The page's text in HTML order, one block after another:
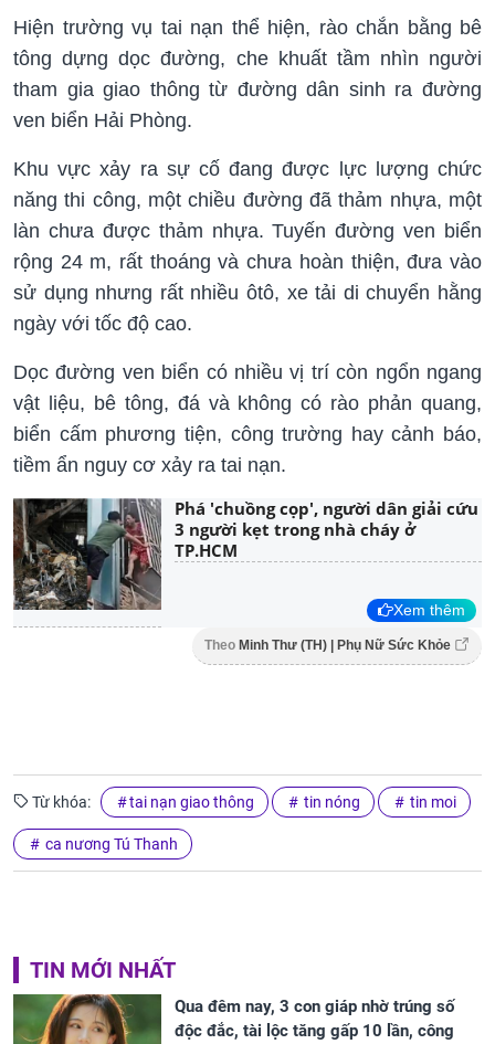
Hiện trường vụ tai nạn thể hiện, rào chắn bằng bê
tông dựng dọc đường, che khuất tầm nhìn người
tham gia giao thông từ đường dân sinh ra đường
ven biển Hải Phòng.
Khu vực xảy ra sự cố đang được lực lượng chức
năng thi công, một chiều đường đã thảm nhựa, một
làn chưa được thảm nhựa. Tuyến đường ven biển
rộng 24 m, rất thoáng và chưa hoàn thiện, đưa vào
sử dụng nhưng rất nhiều ôtô, xe tải di chuyển hằng
ngày với tốc độ cao.
Dọc đường ven biển có nhiều vị trí còn ngổn ngang
vật liệu, bê tông, đá và không có rào phản quang,
biển cấm phương tiện, công trường hay cảnh báo,
tiềm ẩn nguy cơ xảy ra tai nạn.
Phá 'chuồng cọp', người dân giải cứu
3 người kẹt trong nhà cháy ở
TP.HCM
Xem thêm
Theo Minh Thư (TH) | Phụ Nữ Sức Khỏe
Từ khóa: tai nạn giao thông tin nóng tin moi
ca nương Tú Thanh
TIN MỚI NHẤT
Qua đêm nay, 3 con giáp nhờ trúng số
độc đắc, tài lộc tăng gấp 10 lần, công